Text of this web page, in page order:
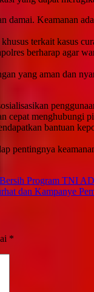
damai. Keamanan
terkait kasus
berharap agar
yang aman dan
cepat menghubungi
bantuan
pentingnya
Program TNI
dan Kampanye
*